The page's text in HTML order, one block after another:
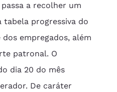
a recolher um
tabela progressiva do
empregados, além
patronal. O
dia 20 do mês
De caráter